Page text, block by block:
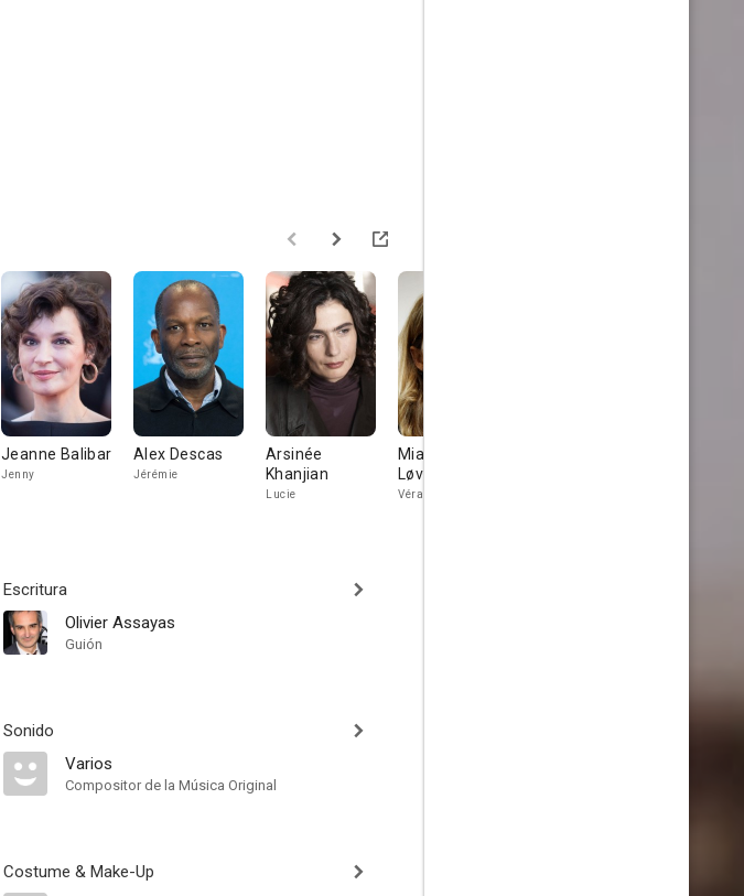
Jeanne Balibar
Jenny
Alex Descas
Jérémie
Arsinée
Khanjian
Lucie
Mia Hansen-
Løve
Véra
Escritura
Olivier Assayas
Guión
Sonido
Varios
Compositor de la Música Original
Costume & Make-Up